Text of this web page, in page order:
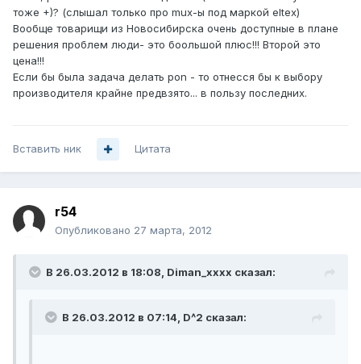
тоже +)? (слышал только про mux-ы под маркой eltex)
Вообще товарищи из Новосибирска очень доступные в плане
решения проблем люди- это боольшой плюс!!! Второй это
цена!!!
Если бы была задача делать pon - то отнесся бы к выбору
производителя крайне предвзято... в пользу последних.
Вставить ник Цитата
r54
Опубликовано 27 марта, 2012
В 26.03.2012 в 18:08, Diman_xxxx сказал:
В 26.03.2012 в 07:14, D^2 сказал: